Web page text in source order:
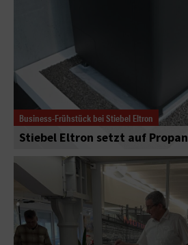
Business-Frühstück bei Stiebel Eltron
Stiebel Eltron setzt auf Propan